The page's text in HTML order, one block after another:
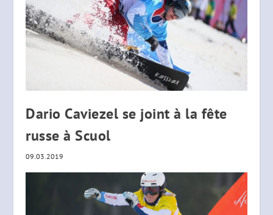
Dario Caviezel se joint à la fête
russe à Scuol
09.03.2019